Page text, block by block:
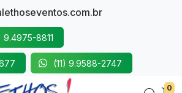
9.4975-8811
(11) 9.9588-2747
0